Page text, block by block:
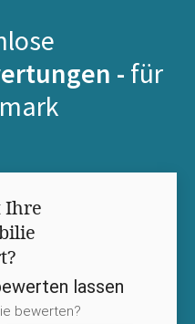
- für
Ihre
lassen
bewerten?